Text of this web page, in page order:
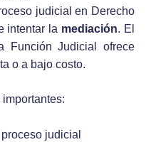
judicial en Derecho
intentar la mediación. El
Función Judicial ofrece
o a bajo costo.
judicial